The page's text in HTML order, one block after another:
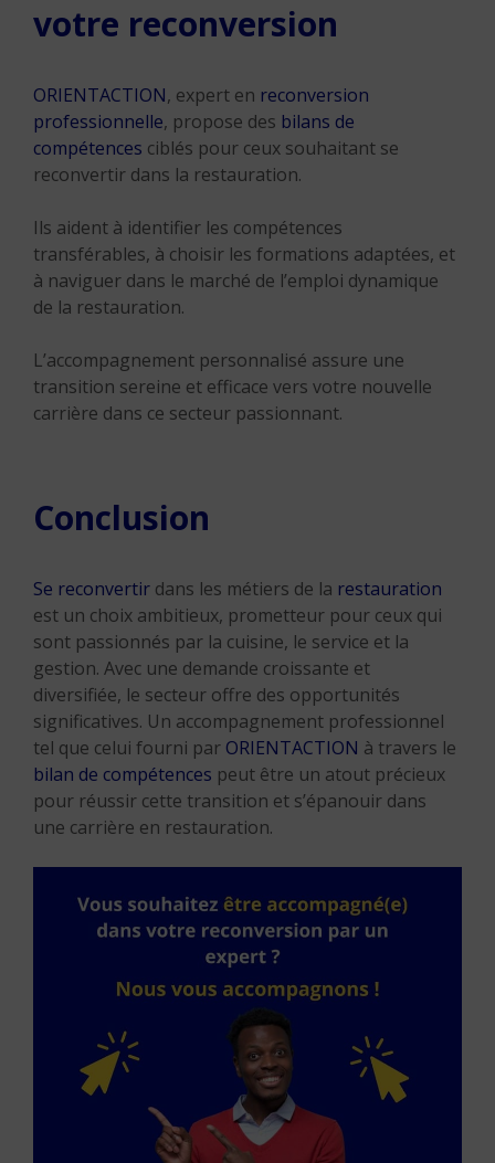
votre reconversion
ORIENTACTION, expert en reconversion
professionnelle, propose des bilans de
compétences ciblés pour ceux souhaitant se
reconvertir dans la restauration.
Ils aident à identifier les compétences
transférables, à choisir les formations adaptées, et
à naviguer dans le marché de l’emploi dynamique
de la restauration.
L’accompagnement personnalisé assure une
transition sereine et efficace vers votre nouvelle
carrière dans ce secteur passionnant.
Conclusion
Se reconvertir dans les métiers de la restauration
est un choix ambitieux, prometteur pour ceux qui
sont passionnés par la cuisine, le service et la
gestion. Avec une demande croissante et
diversifiée, le secteur offre des opportunités
significatives. Un accompagnement professionnel
tel que celui fourni par ORIENTACTION à travers le
bilan de compétences peut être un atout précieux
pour réussir cette transition et s’épanouir dans
une carrière en restauration.